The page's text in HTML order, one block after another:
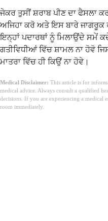
ਜੇਕਰ ਤੁਸੀਂ ਸ਼ਰਾਬ ਪੀਣ ਦਾ ਫੈਸਲਾ
ਅਜਿਹਾ ਕਰੋ ਅਤੇ ਇਸ ਬਾਰੇ ਜਾਗਰੂਕ
ਇਨ੍ਹਾਂ ਪਦਾਰਥਾਂ ਨੂੰ ਮਿਲਾਉਂਦੇ ਸਮੇਂ
ਗਤੀਵਿਧੀਆਂ ਵਿੱਚ ਸ਼ਾਮਲ ਨਾ ਹੋਵੋ
ਮਾਤਰਾ ਵਿੱਚ ਹੀ ਕਿਉਂ ਨਾ ਹੋਵੇ।
Medical Disclaimer: This article is for
medical advice. Always consult a qualified
decisions. If you are experiencing a medical
room immediately.